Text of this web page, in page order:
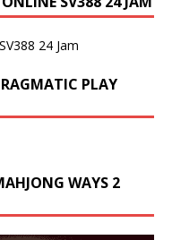
PLAY
WAYS 2